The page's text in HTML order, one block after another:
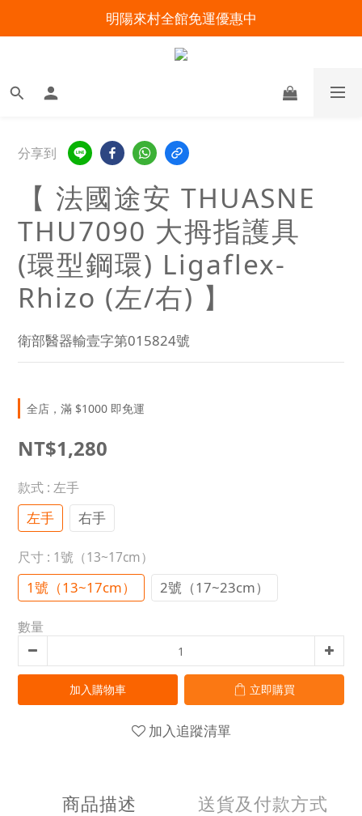
明陽來村全館免運優惠中
明陽來村全館免運優惠中
出院準備不慌張！安心回家照護指南
分享到
【 法國途安 THUASNE
THU7090 大拇指護具
(環型鋼環) Ligaflex-
Rhizo (左/右) 】
衛部醫器輸壹字第015824號
全店，滿 $1000 即免運
NT$1,280
款式 : 左手
左手 右手
尺寸 : 1號（13~17cm）
1號（13~17cm） 2號（17~23cm）
數量
加入購物車 立即購買
加入追蹤清單
商品描述 送貨及付款方式